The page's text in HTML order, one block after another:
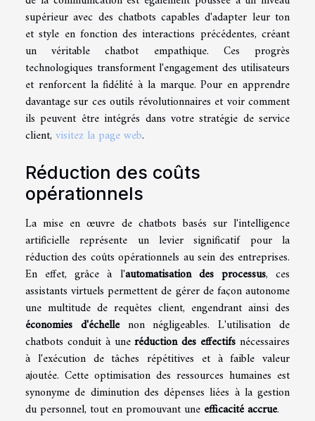
supérieur avec des chatbots capables d'adapter leur ton
et style en fonction des interactions précédentes, créant
un véritable chatbot empathique. Ces progrès
technologiques transforment l'engagement des utilisateurs
et renforcent la fidélité à la marque. Pour en apprendre
davantage sur ces outils révolutionnaires et voir comment
ils peuvent être intégrés dans votre stratégie de service
client, visitez la page web.
Réduction des coûts
opérationnels
La mise en œuvre de chatbots basés sur l'intelligence
artificielle représente un levier significatif pour la
réduction des coûts opérationnels au sein des entreprises.
En effet, grâce à l'automatisation des processus, ces
assistants virtuels permettent de gérer de façon autonome
une multitude de requêtes client, engendrant ainsi des
économies d'échellenon négligeables. L'utilisation de
chatbots conduit à uneréduction des effectifs nécessaires
à l'exécution de tâches répétitives et à faible valeur
ajoutée. Cette optimisation des ressources humaines est
synonyme de diminution des dépenses liées à la gestion
du personnel, tout en promouvant une efficacité accrue.